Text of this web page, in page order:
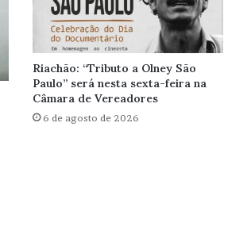
Riachão: “Tributo a Olney São
Paulo” será nesta sexta-feira na
Câmara de Vereadores
6 de agosto de 2026